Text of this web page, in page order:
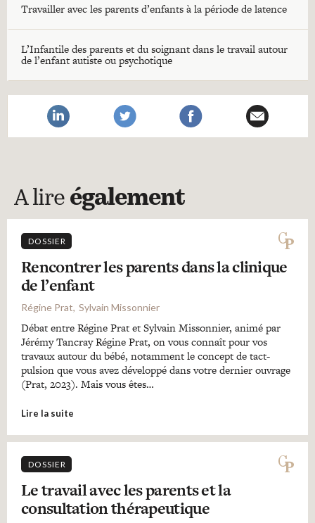
Travailler avec les parents d’enfants à la période de latence
L’Infantile des parents et du soignant dans le travail autour
de l’enfant autiste ou psychotique
A lire également
DOSSIER
Rencontrer les parents dans la clinique
de l’enfant
Régine Prat Sylvain Missonnier
Débat entre Régine Prat et Sylvain Missonnier, animé par
Jérémy Tancray Régine Prat, on vous connaît pour vos
travaux autour du bébé, notamment le concept de tact-
pulsion que vous avez développé dans votre dernier ouvrage
(Prat, 2023). Mais vous êtes…
Lire la suite
DOSSIER
Le travail avec les parents et la
consultation thérapeutique